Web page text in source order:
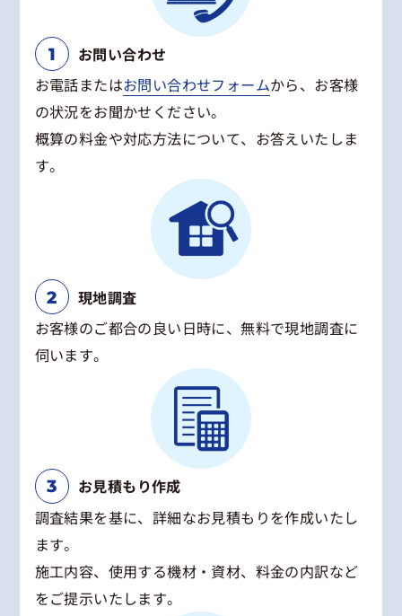
お問い合わせ
お電話またはお問い合わせフォームから、お客様
の状況をお聞かせください。
概算の料金や対応方法について、お答えいたしま
す。
現地調査
お客様のご都合の良い日時に、無料で現地調査に
伺います。
お見積もり作成
調査結果を基に、詳細なお見積もりを作成いたし
ます。
施工内容、使用する機材・資材、料金の内訳など
をご提示いたします。